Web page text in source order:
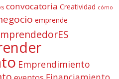
convocatoria Creatividad cómo
emprende
Emprendimiento